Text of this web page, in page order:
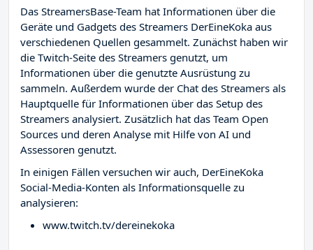
Das StreamersBase-Team hat Informationen über die
Geräte und Gadgets des Streamers DerEineKoka aus
verschiedenen Quellen gesammelt. Zunächst haben wir
die Twitch-Seite des Streamers genutzt, um
Informationen über die genutzte Ausrüstung zu
sammeln. Außerdem wurde der Chat des Streamers als
Hauptquelle für Informationen über das Setup des
Streamers analysiert. Zusätzlich hat das Team Open
Sources und deren Analyse mit Hilfe von AI und
Assessoren genutzt.
In einigen Fällen versuchen wir auch, DerEineKoka
Social-Media-Konten als Informationsquelle zu
analysieren:
www.twitch.tv/dereinekoka